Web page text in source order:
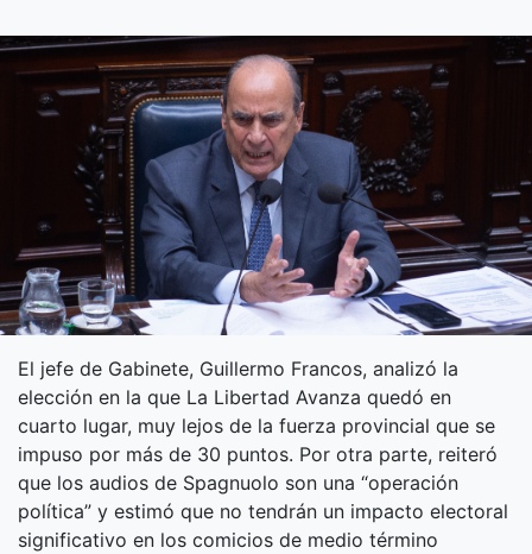
El jefe de Gabinete, Guillermo Francos, analizó la
elección en la que La Libertad Avanza quedó en
cuarto lugar, muy lejos de la fuerza provincial que se
impuso por más de 30 puntos. Por otra parte, reiteró
que los audios de Spagnuolo son una “operación
política” y estimó que no tendrán un impacto electoral
significativo en los comicios de medio término